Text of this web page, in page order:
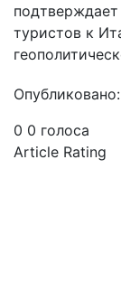
туристов к
0 0 голоса
Article Rating